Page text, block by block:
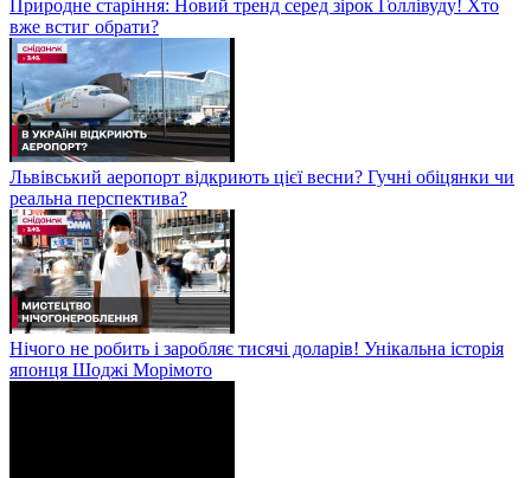
Природне старіння: Новий тренд серед зірок Голлівуду! Хто
вже встиг обрати?
Львівський аеропорт відкриють цієї весни? Гучні обіцянки чи
реальна перспектива?
Нічого не робить і заробляє тисячі доларів! Унікальна історія
японця Шоджі Морімото